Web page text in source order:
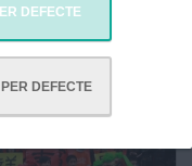
DEFECTE
DEFECTE